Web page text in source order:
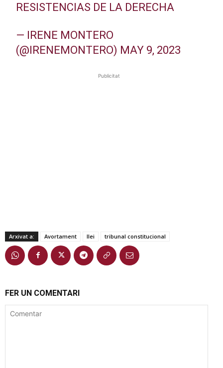
RESISTENCIAS DE LA DERECHA
— IRENE MONTERO
(@IRENEMONTERO) MAY 9, 2023
Publicitat
Arxivat a: Avortament llei tribunal constitucional
FER UN COMENTARI